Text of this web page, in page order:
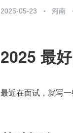
2025-05-23 河南
2025 最
最近在面试，就写